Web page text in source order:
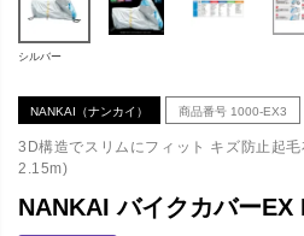
シルバー
NANKAI（ナンカイ） 商品番号 1000-EX3
3D構造でスリムにフィット キズ防止起
2.15m)
NANKAI バイクカバーEX